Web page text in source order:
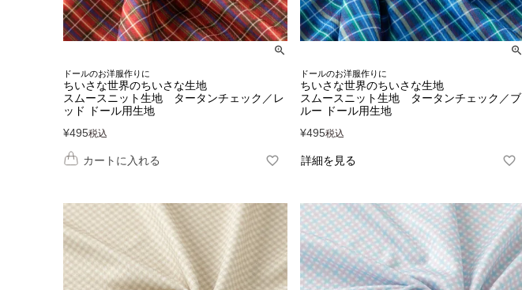
ドールのお洋服作りに
ちいさな世界のちいさな生地
スムースニット生地 タータンチェック／レ
ッド ドール用生地
¥495税込
カートに入れる
ドールのお洋服作りに
ちいさな世界のちいさな生地
スムースニット生地 タータンチェック／ブ
ルー ドール用生地
¥495税込
詳細を見る